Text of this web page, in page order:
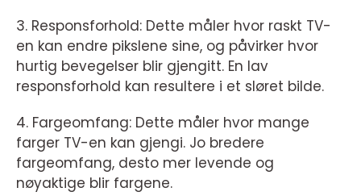
3. Responsforhold: Dette måler hvor raskt TV-
en kan endre pikslene sine, og påvirker hvor
hurtig bevegelser blir gjengitt. En lav
responsforhold kan resultere i et sløret bilde.
4. Fargeomfang: Dette måler hvor mange
farger TV-en kan gjengi. Jo bredere
fargeomfang, desto mer levende og
nøyaktige blir fargene.